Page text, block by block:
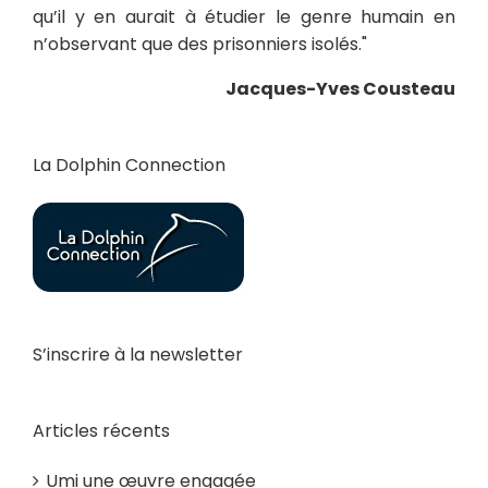
qu’il y en aurait à étudier le genre humain en
n’observant que des prisonniers isolés."
Jacques-Yves Cousteau
La Dolphin Connection
S’inscrire à la newsletter
Articles récents
Umi une œuvre engagée